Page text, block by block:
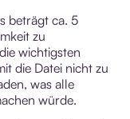
beträgt ca. 5
zu
wichtigsten
die Datei nicht zu
was alle
würde.